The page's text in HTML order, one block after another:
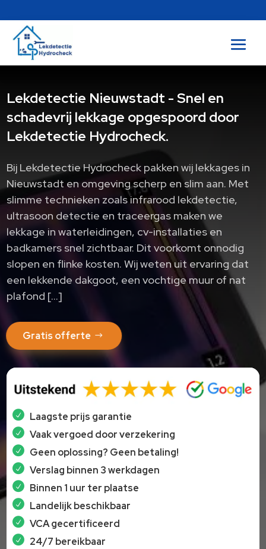
Lekdetectie Nieuwstadt - Snel en
schadevrij lekkage opgespoord door
Lekdetectie Hydrocheck.
Bij Lekdetectie Hydrocheck pakken wij lekkages in
Nieuwstadt en omgeving scherp en slim aan. Met
slimme technieken zoals infrarood lekdetectie,
ultrasoon detectie en traceergas maken we
lekkage in waterleidingen, cv-installaties en
badkamers snel zichtbaar. Dit voorkomt onnodig
slopen en flinke kosten. Wij weten uit ervaring dat
een lekkende dakgoot, een vochtige muur of nat
plafond […]
Gratis offerte
Laagste prijs garantie
Vaak vergoed door verzekering
Geen oplossing? Geen betaling!
Verslag binnen 3 werkdagen
Binnen 1 uur ter plaatse
Landelijk beschikbaar
VCA gecertificeerd
24/7 bereikbaar